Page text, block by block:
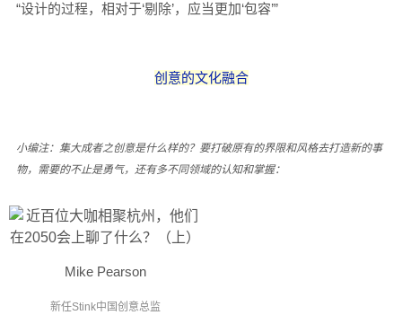
“设计的过程，相对于‘剔除’，应当更加‘包容’”
创意的文化融合
小编注：集大成者之创意是什么样的？ 要打破原有的界限和风格去打造新的事
物，需要的不止是勇气，还有多不同领域的认知和掌握：
Mike Pearson
新任Stink中国创意总监